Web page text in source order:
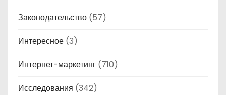
Законодательство (57)
Интересное (3)
Интернет-маркетинг (710)
Исследования (342)